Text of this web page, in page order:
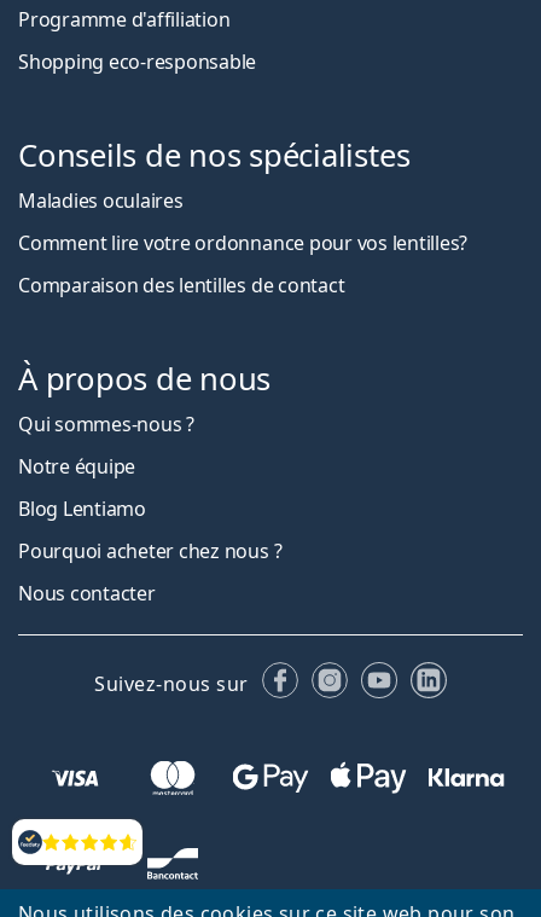
Évaluation
Programme d'affiliation
Shopping eco-responsable
Conseils de nos spécialistes
Maladies oculaires
Comment lire votre ordonnance pour vos lentilles?
Comparaison des lentilles de contact
À propos de nous
Qui sommes-nous ?
Notre équipe
Blog Lentiamo
Pourquoi acheter chez nous ?
Nous contacter
Suivez-nous sur FacebookInstagram
YouTubeLinkedIn